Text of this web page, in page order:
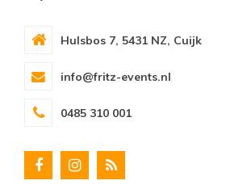
Hulsbos 7, 5431 NZ, Cuijk
info@fritz-events.nl
0485 310 001